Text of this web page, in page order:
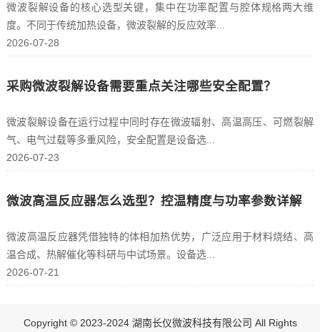
微波裂解设备的核心选型关键，集中在功率配置与腔体规格两大维
度。不同于传统加热设备，微波裂解的反应效率...
2026-07-28
采购微波裂解设备需要重点关注哪些安全配置？
微波裂解设备在运行过程中同时存在微波辐射、高温高压、可燃裂解
气、电气过载等多重风险，安全配置是设备选...
2026-07-23
微波高温反应器怎么选型？控温精度与功率参数详解
微波高温反应器凭借独特的体相加热优势，广泛应用于材料烧结、高
温合成、热解催化等科研与中试场景。设备选...
2026-07-21
Copyright © 2023-2024 湖南长仪微波科技有限公司 All Rights